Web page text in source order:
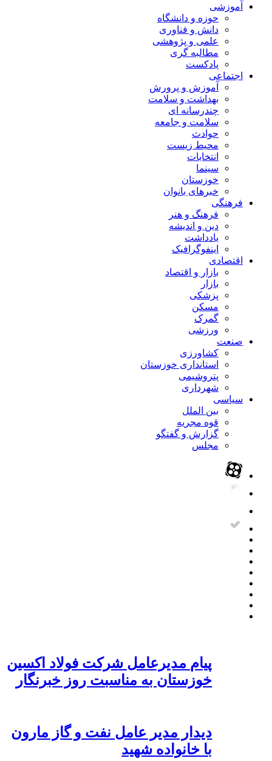
آموزشی
حوزه و دانشگاه
دانش و فناوری
علمی و پژوهشی
مطالبه گری
پادکست
اجتماعی
آموزش و پرورش
بهداشت و سلامت
چندرسانه ای
سلامت و جامعه
حوادث
محیط زیست
انتخابات
سینما
خوزستان
خبرهای بانوان
فرهنگی
فرهنگ و هنر
دین و اندیشه
یادداشت
اینفوگرافیک
اقتصادی
بازار و اقتصاد
بازار
پزشکی
مسکن
گمرک
ورزشی
صنعت
کشاورزی
استانداری خوزستان
پتروشیمی
شهرداری
سیاسی
بین الملل
قوه مجریه
گزارش و گفتگو
مجلس
پیام مدیرعامل شرکت فولاد اکسین
خوزستان به مناسبت روز خبرنگار
دیدار مدیر عامل نفت و گاز مارون
با خانواده شهید